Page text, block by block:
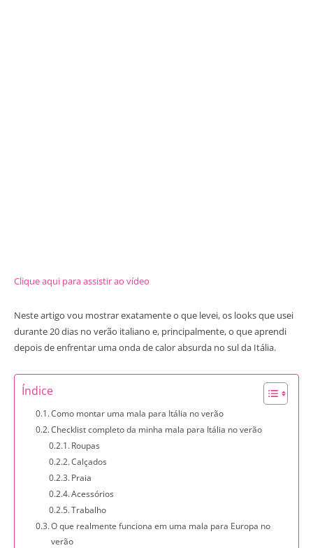
Clique aqui para assistir ao vídeo
Neste artigo vou mostrar exatamente o que levei, os looks que usei
durante 20 dias no verão italiano e, principalmente, o que aprendi
depois de enfrentar uma onda de calor absurda no sul da Itália.
Índice
Como montar uma mala para Itália no verão
Checklist completo da minha mala para Itália no verão
Roupas
Calçados
Praia
Acessórios
Trabalho
O que realmente funciona em uma mala para Europa no
verão